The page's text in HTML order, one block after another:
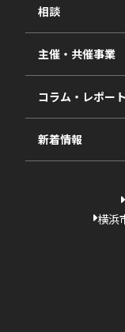
2025年度
2024年度
2023年度
過去の採択一覧
相談
視察・ヒアリング
相談依頼フォー
主催・共催事業
コラム・レポート
新着情報
横浜